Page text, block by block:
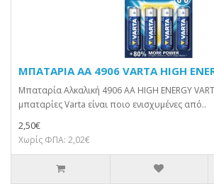
ΜΠΑΤΑΡΙΑ AA 4906 VARTA HIGH
Μπαταρία Αλκαλική 4906 AA HIGH ENERGY
μπαταρίες Varta είναι ποιο ενισχυμένες από..
2,50€
Χωρίς ΦΠΑ: 2,02€